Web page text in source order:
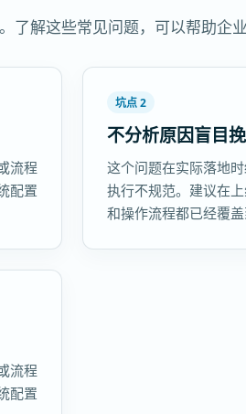
解这些常见问题，可以帮助企
流程
配置
坑点 2
不分析原因盲目
这个问题在实际落地
执行不规范。建议在
和操作流程都已经覆盖
流程
配置